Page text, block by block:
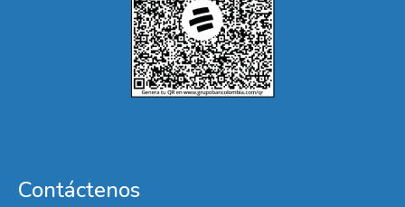
Contáctenos